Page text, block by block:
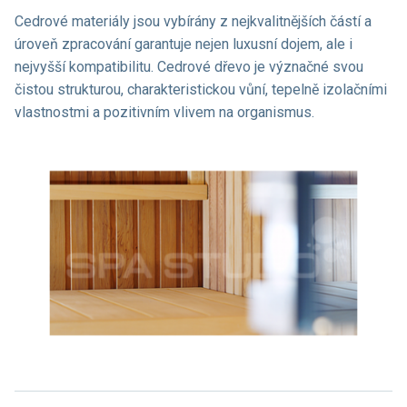
Cedrové materiály jsou vybírány z nejkvalitnějších částí a
úroveň zpracování garantuje nejen luxusní dojem, ale i
nejvyšší kompatibilitu. Cedrové dřevo je význačné svou
čistou strukturou, charakteristickou vůní, tepelně izolačními
vlastnostmi a pozitivním vlivem na organismus.